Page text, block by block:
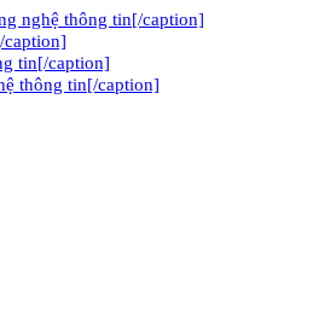
nghệ thông tin[/caption]
tin[/caption]
thông tin[/caption]